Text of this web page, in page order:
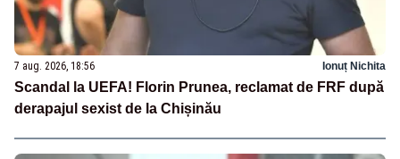
7 aug. 2026, 18:56 Ionuț Nichita
Scandal la UEFA! Florin Prunea, reclamat de FRF după
derapajul sexist de la Chișinău